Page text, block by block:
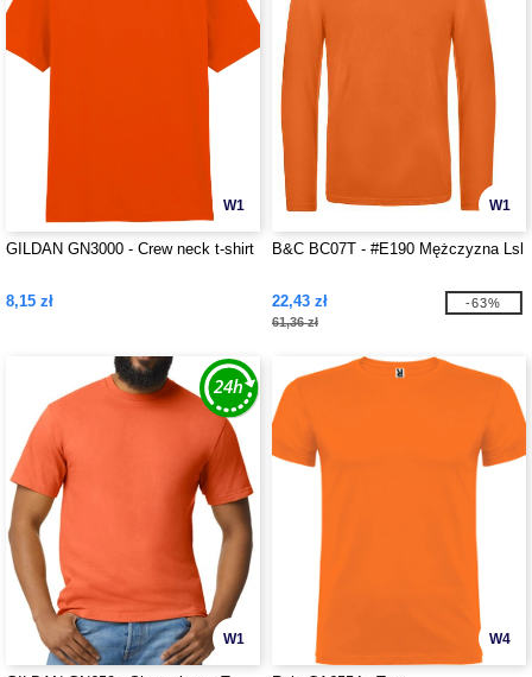
W1
GILDAN GN3000 - Crew neck t-shirt
8,15 zł
W1
B&C BC07T - #E190 Mężczyzna Lsl
22,43 zł
61,36 zł
-63%
W1 W4